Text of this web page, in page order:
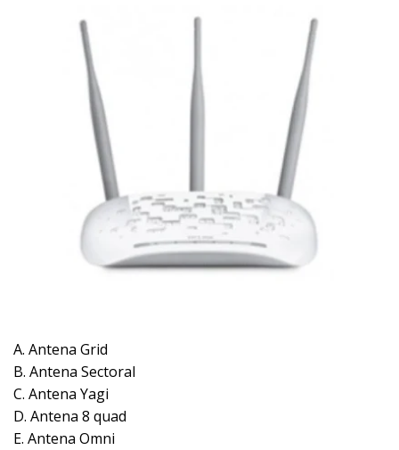
A. Antena Grid
B. Antena Sectoral
C. Antena Yagi
D. Antena 8 quad
E. Antena Omni